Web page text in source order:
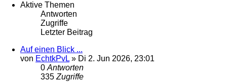
Aktive Themen
Antworten
Zugriffe
Letzter Beitrag
Auf einen Blick ...
von EchtkPvL » Di 2. Jun 2026, 23:01
0 Antworten
335 Zugriffe